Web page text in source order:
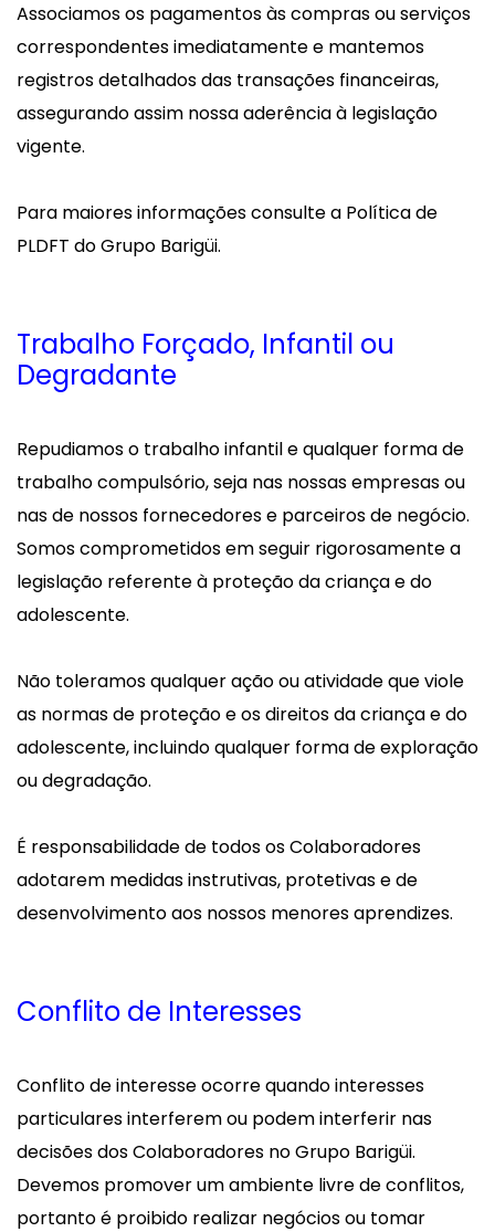
Associamos os pagamentos às compras ou serviços
correspondentes imediatamente e mantemos
registros detalhados das transações financeiras,
assegurando assim nossa aderência à legislação
vigente.
Para maiores informações consulte a Política de
PLDFT do Grupo Barigüi.
Trabalho Forçado, Infantil ou
Degradante
Repudiamos o trabalho infantil e qualquer forma de
trabalho compulsório, seja nas nossas empresas ou
nas de nossos fornecedores e parceiros de negócio.
Somos comprometidos em seguir rigorosamente a
legislação referente à proteção da criança e do
adolescente.
Não toleramos qualquer ação ou atividade que viole
as normas de proteção e os direitos da criança e do
adolescente, incluindo qualquer forma de exploração
ou degradação.
É responsabilidade de todos os Colaboradores
adotarem medidas instrutivas, protetivas e de
desenvolvimento aos nossos menores aprendizes.
Conflito de Interesses
Conflito de interesse ocorre quando interesses
particulares interferem ou podem interferir nas
decisões dos Colaboradores no Grupo Barigüi.
Devemos promover um ambiente livre de conflitos,
portanto é proibido realizar negócios ou tomar